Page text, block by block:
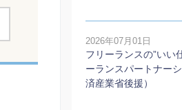
2026年07月01日
フリーランスの”いい
ーランスパートナー
済産業省後援）